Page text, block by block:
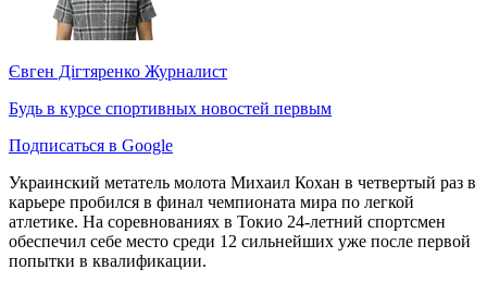
Євген Дігтяренко Журналист
Будь в курсе спортивных новостей первым
Подписаться в Google
Украинский метатель молота Михаил Кохан в четвертый раз в
карьере пробился в финал чемпионата мира по легкой
атлетике. На соревнованиях в Токио 24-летний спортсмен
обеспечил себе место среди 12 сильнейших уже после первой
попытки в квалификации.